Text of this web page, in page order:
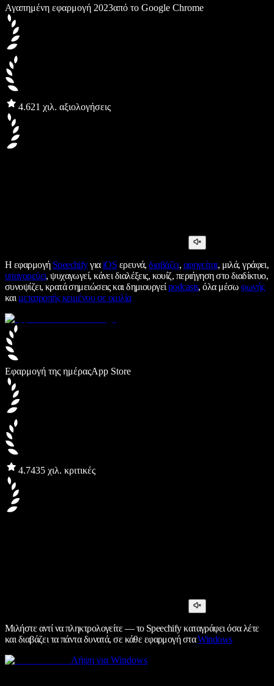
Αγαπημένη εφαρμογή 2023από το Google Chrome
4.621 χιλ. αξιολογήσεις
Η εφαρμογή SpeechifyγιαiOS ερευνά,διαβάζει, αφηγείται, μιλά, γράφει,
υπαγορεύει, ψυχαγωγεί, κάνει διαλέξεις, κουίζ, περιήγηση στο διαδίκτυο,
συνοψίζει, κρατά σημειώσεις και δημιουργείpodcasts, όλα μέσωφωνής
και μετατροπής κειμένου σε ομιλία
Εφαρμογή της ημέραςApp Store
4.7435 χιλ. κριτικές
Μιλήστε αντί να πληκτρολογείτε — το Speechify καταγράφει όσα λέτε
και διαβάζει τα πάντα δυνατά, σε κάθε εφαρμογή σταWindows
Λήψη για Windows